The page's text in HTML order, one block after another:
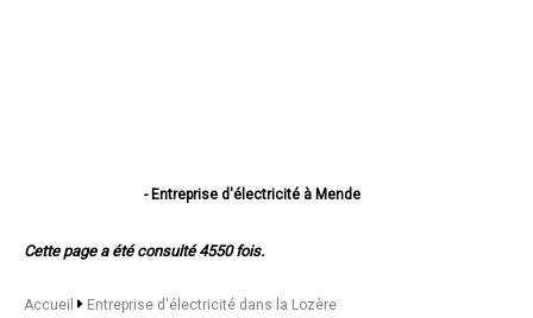
- Entreprise d'électricité à Mende
- Entreprise d'électricité à Langogne
- Entreprise d'électricité à Florac
Cette page a été consulté 4550 fois.
Accueil Entreprise d'électricité dans la Lozère